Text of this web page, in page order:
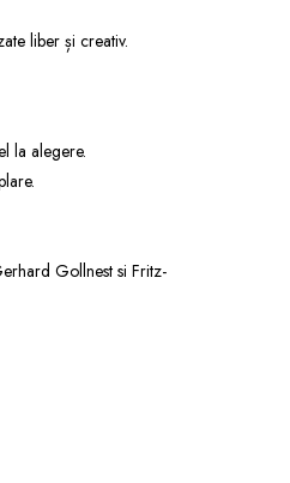
liber și creativ.
la alegere.
Gollnest si Fritz-